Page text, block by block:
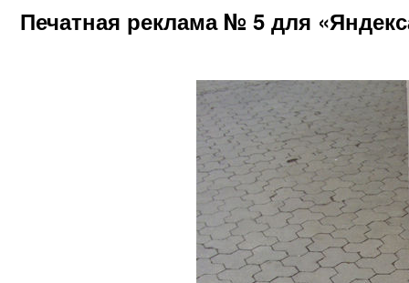
Печатная реклама № 5 для